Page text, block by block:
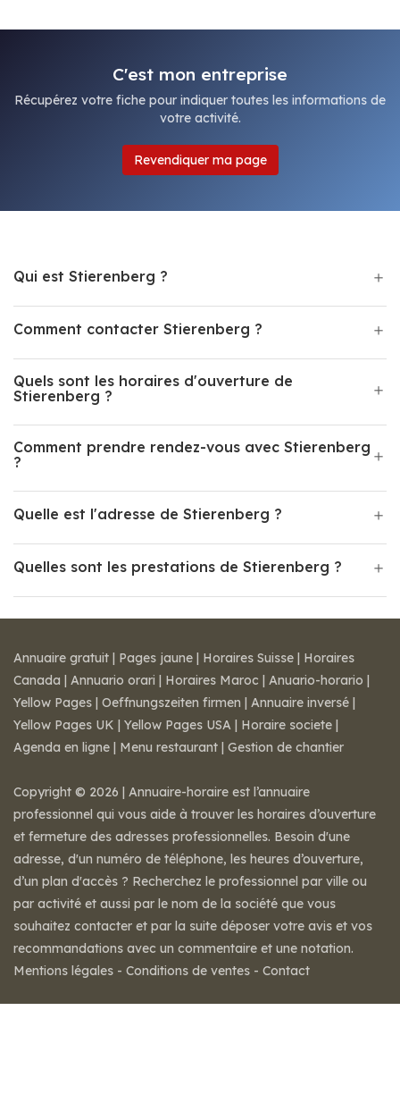
C'est mon entreprise
Récupérez votre fiche pour indiquer toutes les informations de
votre activité.
Revendiquer ma page
Qui est Stierenberg ?
Comment contacter Stierenberg ?
Quels sont les horaires d'ouverture de
Stierenberg ?
Comment prendre rendez-vous avec Stierenberg
?
Quelle est l'adresse de Stierenberg ?
Quelles sont les prestations de Stierenberg ?
Annuaire gratuit | Pages jaune | Horaires Suisse | Horaires
Canada | Annuario orari | Horaires Maroc | Anuario-horario |
Yellow Pages | Oeffnungszeiten firmen | Annuaire inversé |
Yellow Pages UK | Yellow Pages USA | Horaire societe |
Agenda en ligne | Menu restaurant | Gestion de chantier
Copyright © 2026 | Annuaire-horaire est l’annuaire
professionnel qui vous aide à trouver les horaires d’ouverture
et fermeture des adresses professionnelles. Besoin d'une
adresse, d'un numéro de téléphone, les heures d’ouverture,
d’un plan d'accès ? Recherchez le professionnel par ville ou
par activité et aussi par le nom de la société que vous
souhaitez contacter et par la suite déposer votre avis et vos
recommandations avec un commentaire et une notation.
Mentions légales - Conditions de ventes - Contact